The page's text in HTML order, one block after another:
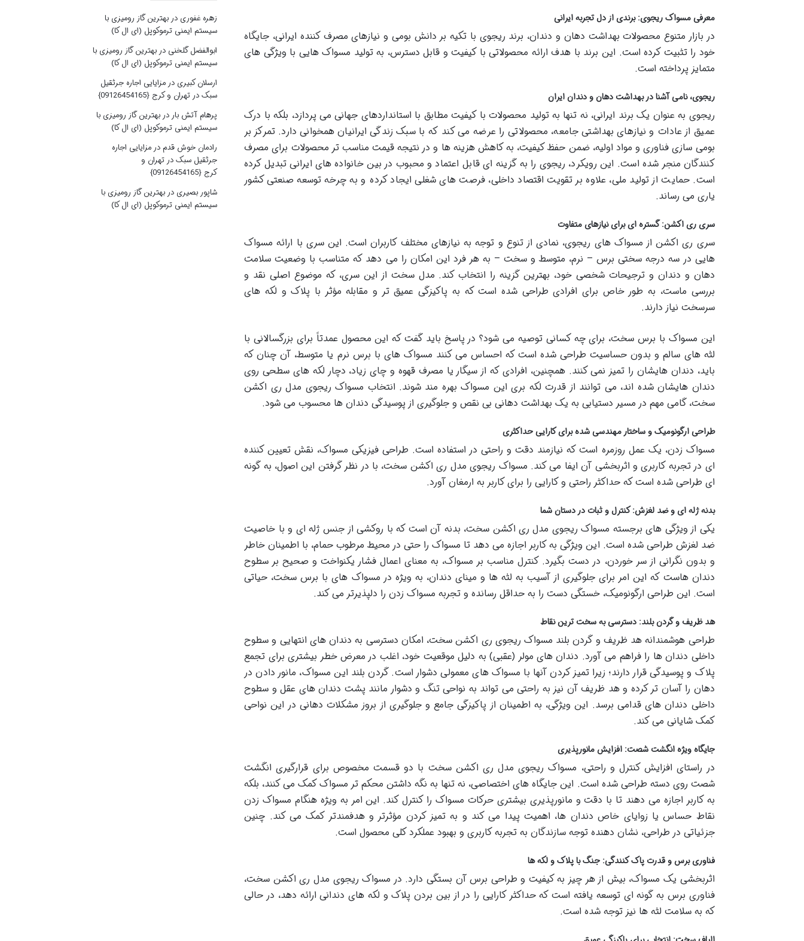
معرفی مسواک ریجوی: برندی از دل تجربه ایرانی
در بازار متنوع محصولات بهداشت دهان و دندان، برند ریجوی با تکیه بر دانش بومی و نیازهای مصرف کننده ایرانی، جایگاه
خود را تثبیت کرده است. این برند با هدف ارائه محصولاتی با کیفیت و قابل دسترس، به تولید مسواک هایی با ویژگی های
متمایز پرداخته است.
ریجوی، نامی آشنا در بهداشت دهان و دندان ایران
ریجوی به عنوان یک برند ایرانی، نه تنها به تولید محصولات با کیفیت مطابق با استانداردهای جهانی می پردازد، بلکه با درک
عمیق از عادات و نیازهای بهداشتی جامعه، محصولاتی را عرضه می کند که با سبک زندگی ایرانیان همخوانی دارد. تمرکز بر
بومی سازی فناوری و مواد اولیه، ضمن حفظ کیفیت، به کاهش هزینه ها و در نتیجه قیمت مناسب تر محصولات برای مصرف
کنندگان منجر شده است. این رویکرد، ریجوی را به گزینه ای قابل اعتماد و محبوب در بین خانواده های ایرانی تبدیل کرده
است. حمایت از تولید ملی، علاوه بر تقویت اقتصاد داخلی، فرصت های شغلی ایجاد کرده و به چرخه توسعه صنعتی کشور
یاری می رساند.
سری ری اکشن: گستره ای برای نیازهای متفاوت
سری ری اکشن از مسواک های ریجوی، نمادی از تنوع و توجه به نیازهای مختلف کاربران است. این سری با ارائه مسواک
هایی در سه درجه سختی برس – نرم، متوسط و سخت – به هر فرد این امکان را می دهد که متناسب با وضعیت سلامت
دهان و دندان و ترجیحات شخصی خود، بهترین گزینه را انتخاب کند. مدل سخت از این سری، که موضوع اصلی نقد و
بررسی ماست، به طور خاص برای افرادی طراحی شده است که به پاکیزگی عمیق تر و مقابله مؤثر با پلاک و لکه های
سرسخت نیاز دارند.
این مسواک با برس سخت، برای چه کسانی توصیه می شود؟ در پاسخ باید گفت که این محصول عمدتاً برای بزرگسالانی با
لثه های سالم و بدون حساسیت طراحی شده است که احساس می کنند مسواک های با برس نرم یا متوسط، آن چنان که
باید، دندان هایشان را تمیز نمی کنند. همچنین، افرادی که از سیگار یا مصرف قهوه و چای زیاد، دچار لکه های سطحی روی
دندان هایشان شده اند، می توانند از قدرت لکه بری این مسواک بهره مند شوند. انتخاب مسواک ریجوی مدل ری اکشن
سخت، گامی مهم در مسیر دستیابی به یک بهداشت دهانی بی نقص و جلوگیری از پوسیدگی دندان ها محسوب می شود.
طراحی ارگونومیک و ساختار مهندسی شده برای کارایی حداکثری
مسواک زدن، یک عمل روزمره است که نیازمند دقت و راحتی در استفاده است. طراحی فیزیکی مسواک، نقش تعیین کننده
ای در تجربه کاربری و اثربخشی آن ایفا می کند. مسواک ریجوی مدل ری اکشن سخت، با در نظر گرفتن این اصول، به گونه
ای طراحی شده است که حداکثر راحتی و کارایی را برای کاربر به ارمغان آورد.
بدنه ژله ای و ضد لغزش: کنترل و ثبات در دستان شما
یکی از ویژگی های برجسته مسواک ریجوی مدل ری اکشن سخت، بدنه آن است که با روکشی از جنس ژله ای و با خاصیت
ضد لغزش طراحی شده است. این ویژگی به کاربر اجازه می دهد تا مسواک را حتی در محیط مرطوب حمام، با اطمینان خاطر
و بدون نگرانی از سر خوردن، در دست بگیرد. کنترل مناسب بر مسواک، به معنای اعمال فشار یکنواخت و صحیح بر سطوح
دندان هاست که این امر برای جلوگیری از آسیب به لثه ها و مینای دندان، به ویژه در مسواک های با برس سخت، حیاتی
است. این طراحی ارگونومیک، خستگی دست را به حداقل رسانده و تجربه مسواک زدن را دلپذیرتر می کند.
هد ظریف و گردن بلند: دسترسی به سخت ترین نقاط
طراحی هوشمندانه هد ظریف و گردن بلند مسواک ریجوی ری اکشن سخت، امکان دسترسی به دندان های انتهایی و سطوح
داخلی دندان ها را فراهم می آورد. دندان های مولر (عقبی) به دلیل موقعیت خود، اغلب در معرض خطر بیشتری برای تجمع
پلاک و پوسیدگی قرار دارند؛ زیرا تمیز کردن آنها با مسواک های معمولی دشوار است. گردن بلند این مسواک، مانور دادن در
دهان را آسان تر کرده و هد ظریف آن نیز به راحتی می تواند به نواحی تنگ و دشوار مانند پشت دندان های عقل و سطوح
داخلی دندان های قدامی برسد. این ویژگی، به اطمینان از پاکیزگی جامع و جلوگیری از بروز مشکلات دهانی در این نواحی
کمک شایانی می کند.
جایگاه ویژه انگشت شصت: افزایش مانورپذیری
در راستای افزایش کنترل و راحتی، مسواک ریجوی مدل ری اکشن سخت با دو قسمت مخصوص برای قرارگیری انگشت
شصت روی دسته طراحی شده است. این جایگاه های اختصاصی، نه تنها به نگه داشتن محکم تر مسواک کمک می کنند، بلکه
به کاربر اجازه می دهند تا با دقت و مانورپذیری بیشتری حرکات مسواک را کنترل کند. این امر به ویژه هنگام مسواک زدن
نقاط حساس یا زوایای خاص دندان ها، اهمیت پیدا می کند و به تمیز کردن مؤثرتر و هدفمندتر کمک می کند. چنین
جزئیاتی در طراحی، نشان دهنده توجه سازندگان به تجربه کاربری و بهبود عملکرد کلی محصول است.
فناوری برس و قدرت پاک کنندگی: جنگ با پلاک و لکه ها
اثربخشی یک مسواک، بیش از هر چیز به کیفیت و طراحی برس آن بستگی دارد. در مسواک ریجوی مدل ری اکشن سخت،
فناوری برس به گونه ای توسعه یافته است که حداکثر کارایی را در از بین بردن پلاک و لکه های دندانی ارائه دهد، در حالی
که به سلامت لثه ها نیز توجه شده است.
زهره غفوریدر بهترین گاز رومیزی با
سیستم ایمنی ترموکوپل (ای ال کا)
ابوالفضل گلخنی در بهترین گاز رومیزی با
سیستم ایمنی ترموکوپل (ای ال کا)
ارسلان کبیریدر مزایایی اجاره جرثقیل
سبک در تهران و کرج {09126454165}
پرهام آتش بار در بهترین گاز رومیزی با
سیستم ایمنی ترموکوپل (ای ال کا)
رادمان خوش قدمدر مزایایی اجاره
جرثقیل سبک در تهران و
کرج {09126454165}
شاپور بصیریدر بهترین گاز رومیزی با
سیستم ایمنی ترموکوپل (ای ال کا)